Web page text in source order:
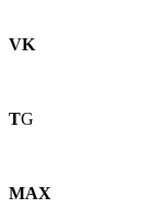
VK
TG
MAX